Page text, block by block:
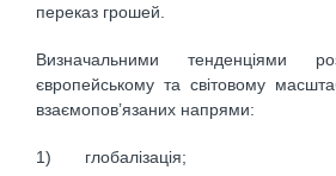
переказ грошей.
Визначальними тенденціями
європейському та світовому
взаємопов’язаних напрями:
1) глобалізація;